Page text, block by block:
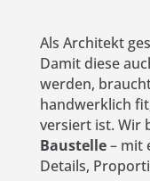
Als Architekt
Damit diese
werden,
handwerklich
versiert ist. Wir
Baustelle– mit
Details,